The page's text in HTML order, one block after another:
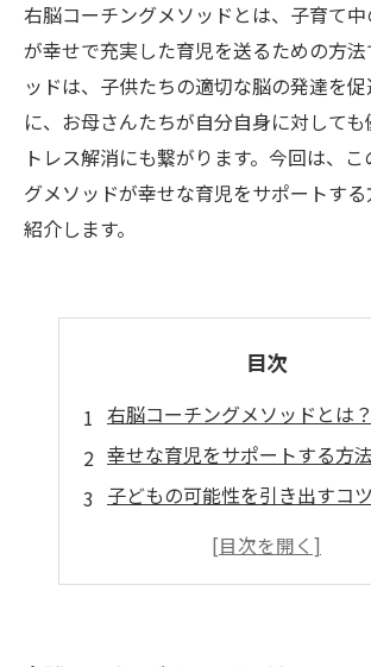
右脳コーチングメソッドとは、子育て
が幸せで充実した育児を送るための方法
ッドは、子供たちの適切な脳の発達を
に、お母さんたちが自分自身に対して
トレス解消にも繋がります。今回は、
グメソッドが幸せな育児をサポートす
紹介します。
目次
右脳コーチングメソッドとは？
幸せな育児をサポートする方
子どもの可能性を引き出すコツ
自分自身の感情を管理するた